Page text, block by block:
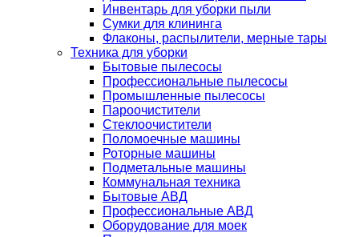
Инвентарь для уборки пыли
Сумки для клининга
Флаконы, распылители, мерные тары
Техника для уборки
Бытовые пылесосы
Профессиональные пылесосы
Промышленные пылесосы
Пароочистители
Стеклоочистители
Поломоечные машины
Роторные машины
Подметальные машины
Коммунальная техника
Бытовые АВД
Профессиональные АВД
Оборудование для моек